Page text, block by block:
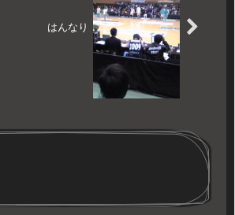
はんなり